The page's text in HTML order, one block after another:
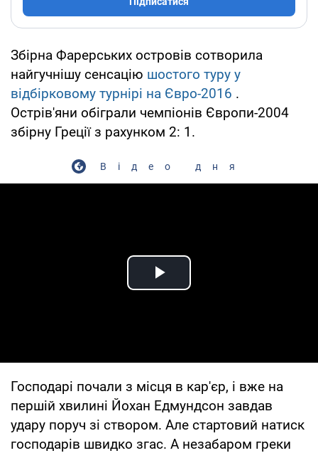
Збірна Фарерських островів сотворила
найгучнішу сенсацію шостого туру у
відбірковому турнірі на Євро-2016 .
Острів'яни обіграли чемпіонів Європи-2004
збірну Греції з рахунком 2: 1.
Відео дня
Play Video
Господарі почали з місця в кар'єр, і вже на
першій хвилині Йохан Едмундсон завдав
удару поруч зі створом. Але стартовий натиск
господарів швидко згас. А незабаром греки